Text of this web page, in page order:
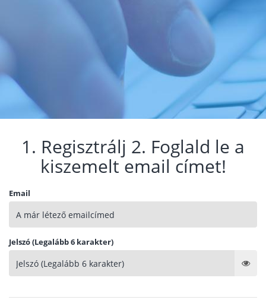
1. Regisztrálj 2. Foglald le a
kiszemelt email címet!
Email
Jelszó (Legalább 6 karakter)